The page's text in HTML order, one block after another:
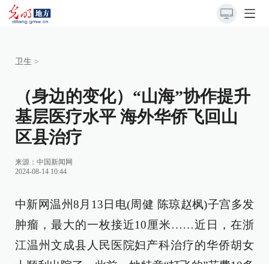
卫生 >
（身边的变化）“山海”协作提升
基层医疗水平 海外华侨飞回山
区县治疗
来源： 中国新闻网
2024-08-14 10:44
中新网温州8月13日电(周健 陈琼赵枫)子宫多发
肿瘤，最大的一枚接近10厘米……近日，在浙
江温州文成县人民医院妇产科治疗的华侨胡女